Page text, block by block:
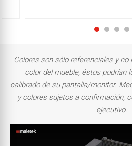
Colores son sólo referenciales y
color del mueble, éstos podrían
calibrado de su pantalla/monitor.
y colores sujetos a confirmación,
ejecutivo.